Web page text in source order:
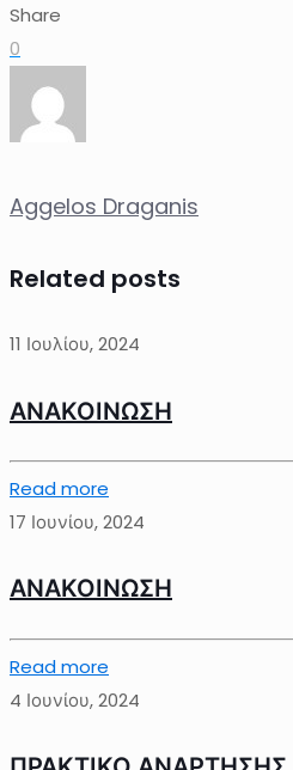
Share
0
Aggelos Draganis
Related posts
11 Ιουλίου, 2024
ΑΝΑΚΟΙΝΩΣΗ
Read more
17 Ιουνίου, 2024
ΑΝΑΚΟΙΝΩΣΗ
Read more
4 Ιουνίου, 2024